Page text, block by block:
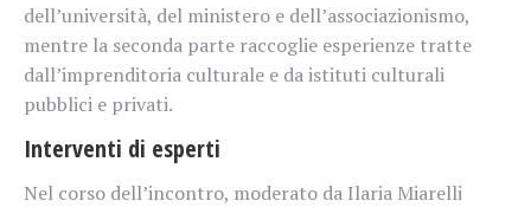
dell’università, del ministero e dell’associazionismo,
mentre la seconda parte raccoglie esperienze tratte
dall’imprenditoria culturale e da istituti culturali
pubblici e privati.
Interventi di esperti
Nel corso dell’incontro, moderato da Ilaria Miarelli